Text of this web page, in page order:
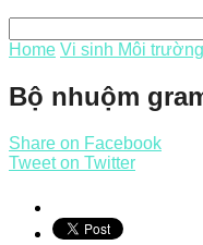
Home Vi sinh Môi
Bộ nhuộm
Share on Facebook
Tweet on Twitter